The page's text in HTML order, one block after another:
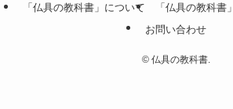
「仏具の教科書」について 「仏具の教科書
お問い合わせ
©仏具の教科書.